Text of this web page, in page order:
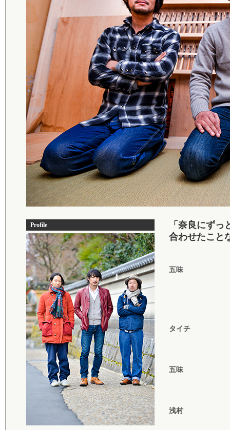
Profile
「奈良にず
合わせたこと
五味
タイチ
五味
浅村